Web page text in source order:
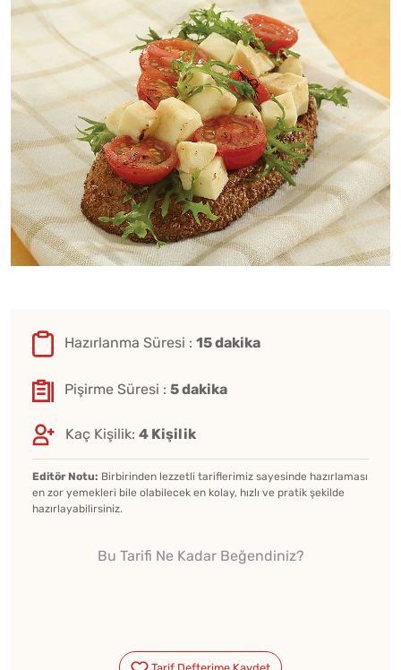
Hazırlanma Süresi : 15 dakika
Pişirme Süresi : 5 dakika
Kaç Kişilik: 4 Kişilik
Editör Notu: Birbirinden lezzetli tariflerimiz sayesinde hazırlaması
en zor yemekleri bile olabilecek en kolay, hızlı ve pratik şekilde
hazırlayabilirsiniz.
Bu Tarifi Ne Kadar Beğendiniz?